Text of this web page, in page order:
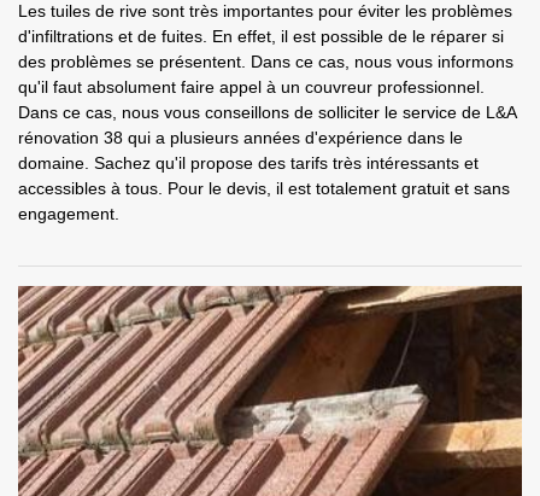
Les tuiles de rive sont très importantes pour éviter les problèmes
d'infiltrations et de fuites. En effet, il est possible de le réparer si
des problèmes se présentent. Dans ce cas, nous vous informons
qu'il faut absolument faire appel à un couvreur professionnel.
Dans ce cas, nous vous conseillons de solliciter le service de L&A
rénovation 38 qui a plusieurs années d'expérience dans le
domaine. Sachez qu'il propose des tarifs très intéressants et
accessibles à tous. Pour le devis, il est totalement gratuit et sans
engagement.